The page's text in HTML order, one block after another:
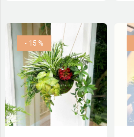
- 15 %